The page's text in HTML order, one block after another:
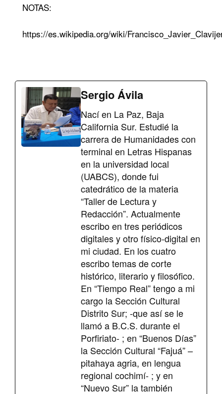
NOTAS:
https://es.wikipedia.org/wiki/
Sergio Ávila
Nací en La Paz, Baja
California Sur. Estudié la
carrera de Humanidades con
terminal en Letras Hispanas
en la universidad local
(UABCS), donde fui
catedrático de la materia
“Taller de Lectura y
Redacción”. Actualmente
escribo en tres periódicos
digitales y otro físico-digital en
mi ciudad. En los cuatro
escribo temas de corte
histórico, literario y filosófico.
En “Tiempo Real” tengo a mi
cargo la Sección Cultural
Distrito Sur; -que así se le
llamó a B.C.S. durante el
Porfiriato- ; en “Buenos Días”
la Sección Cultural “Fajuá” –
pitahaya agria, en lengua
regional cochimí- ; y en
“Nuevo Sur” la también